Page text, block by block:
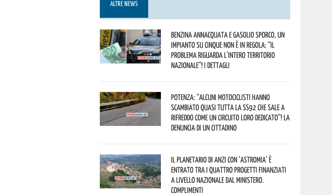
ALTRE NEWS
Benzina annacquata e gasolio sporco, un
impianto su cinque non è in regola: “il
problema riguarda l’intero territorio
Nazionale”! I dettagli
Potenza: “alcuni motociclisti hanno
scambiato quasi tutta la SS92 che sale a
Rifreddo come un circuito loro dedicato”! La
denuncia di un cittadino
Il Planetario di Anzi con ‘Astromia’ è
entrato tra i quattro progetti finanziati
a livello nazionale dal Ministero.
Complimenti